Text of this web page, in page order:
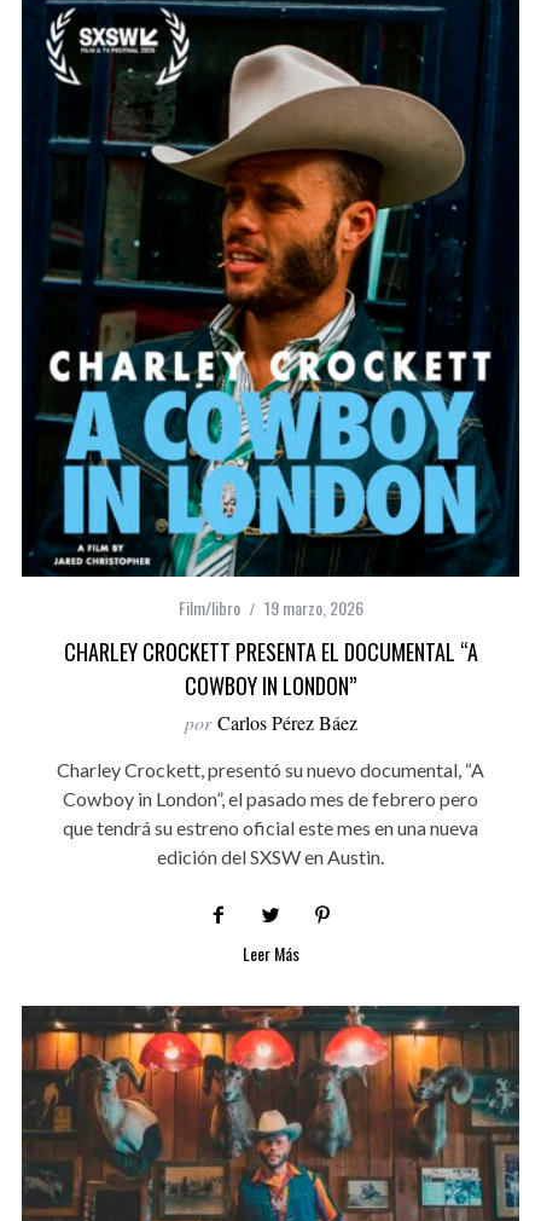
Film/libro 19 marzo, 2026
CHARLEY CROCKETT PRESENTA EL DOCUMENTAL “A
COWBOY IN LONDON”
por Carlos Pérez Báez
Charley Crockett, presentó su nuevo documental, “A
Cowboy in London”, el pasado mes de febrero pero
que tendrá su estreno oficial este mes en una nueva
edición del SXSW en Austin.
Leer Más